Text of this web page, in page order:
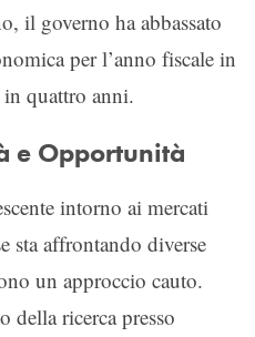
il governo ha abbassato
per l’anno fiscale in
quattro anni.
e Opportunità
intorno ai mercati
sta affrontando diverse
un approccio cauto.
della ricerca presso